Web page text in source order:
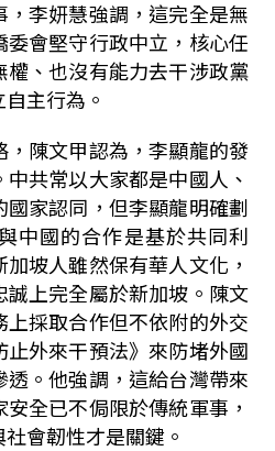
李妍慧強調，這完全是無
會堅守行政中立，核心任
、也沒有能力去干涉政黨
主行為。
陳文甲認為，李顯龍的發
共常以大家都是中國人、
家認同，但李顯龍明確劃
中國的合作是基於共同利
坡人雖然保有華人文化，
上完全屬於新加坡。陳文
採取合作但不依附的外交
外來干預法》來防堵外國
。他強調，這給台灣帶來
全已不侷限於傳統軍事，
會韌性才是關鍵。